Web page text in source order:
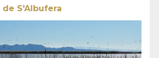
S'Albufera